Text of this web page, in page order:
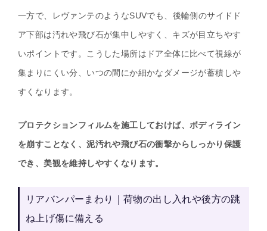
一方で、レヴァンテのようなSUVでも、後輪側のサイドド
ア下部は汚れや飛び石が集中しやすく、キズが目立ちやす
いポイントです。こうした場所はドア全体に比べて視線が
集まりにくい分、いつの間にか細かなダメージが蓄積しや
すくなります。
プロテクションフィルムを施工しておけば、ボディライン
を崩すことなく、泥汚れや飛び石の衝撃からしっかり保護
でき、美観を維持しやすくなります。
リアバンパーまわり｜荷物の出し入れや後方の跳
ね上げ傷に備える